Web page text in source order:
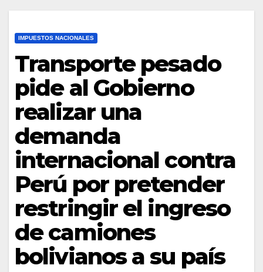
IMPUESTOS NACIONALES
Transporte pesado
pide al Gobierno
realizar una
demanda
internacional contra
Perú por pretender
restringir el ingreso
de camiones
bolivianos a su país